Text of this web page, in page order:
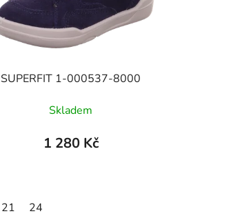
SUPERFIT 1-000537-8000
Skladem
1 280 Kč
21 24